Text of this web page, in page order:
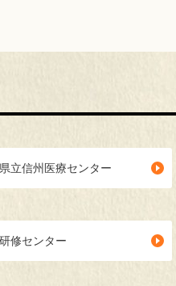
県立信州医療センター
研修センター